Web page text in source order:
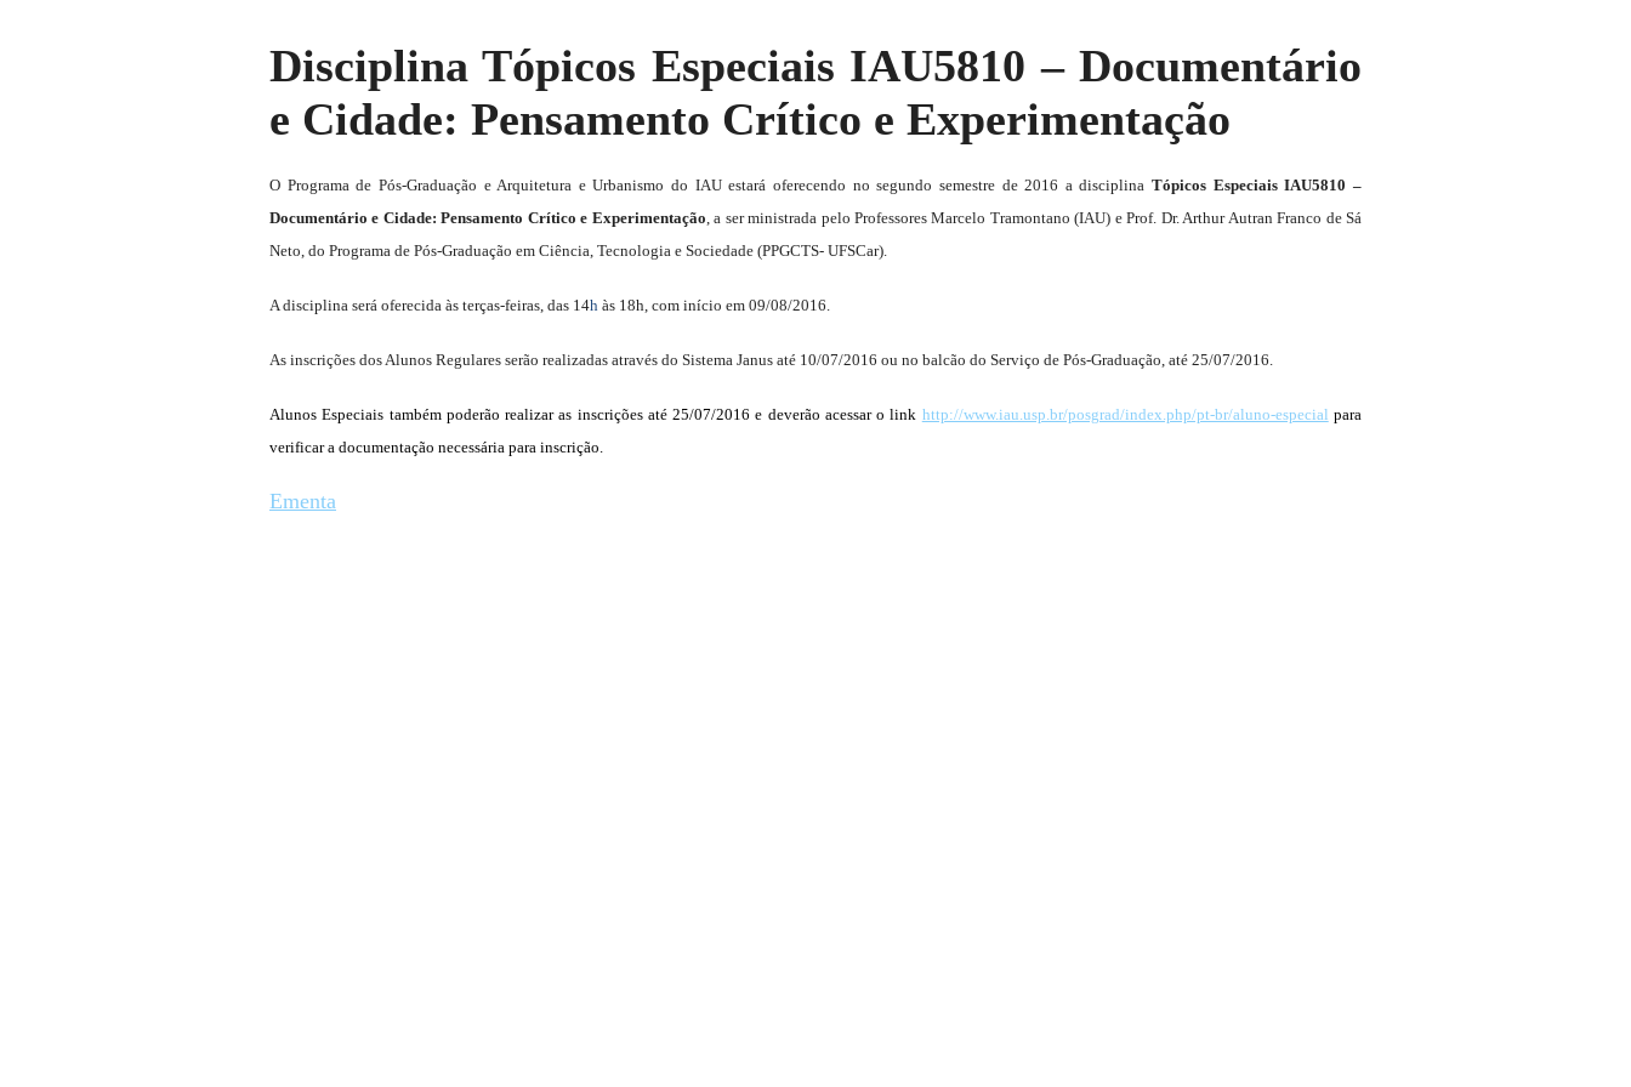
Disciplina Tópicos Especiais IAU5810 – Documentário
e Cidade: Pensamento Crítico e Experimentação
O Programa de Pós-Graduação e Arquitetura e Urbanismo do IAU estará oferecendo no segundo semestre de 2016 a disciplinaTópicos Especiais IAU5810 –
Documentário e Cidade: Pensamento Crítico e Experimentação , a ser ministrada pelo Professores Marcelo Tramontano (IAU) e Prof. Dr. Arthur Autran Franco de Sá
Neto, do Programa de Pós-Graduação em Ciência, Tecnologia e Sociedade (PPGCTS- UFSCar).
A disciplina será oferecida às terças-feiras, das 14h às 18h, com início em 09/08/2016.
As inscrições dos Alunos Regulares serão realizadas através do Sistema Janus até 10/07/2016 ou no balcão do Serviço de Pós-Graduação, até 25/07/2016.
Alunos Especiais também poderão realizar as inscrições até 25/07/2016 e deverão acessar o link http://www.iau.usp.br/posgrad/index.php/pt-br/aluno-especial para
verificar a documentação necessária para inscrição.
Ementa